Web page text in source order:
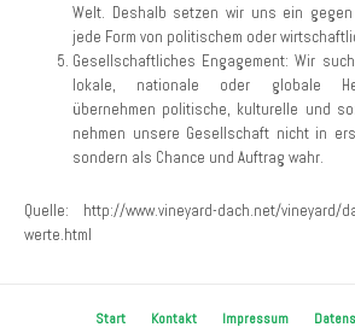
Welt. Deshalb setzen wir uns ein
jede Form von politischem oder
Gesellschaftliches Engagement: Wir
lokale, nationale oder globale
übernehmen politische, kulturelle und
nehmen unsere Gesellschaft nicht in
sondern als Chance und Auftrag wahr.
Quelle: http://www.vineyard-dach.net/vineyard/
werte.html
Start Kontakt Impressum